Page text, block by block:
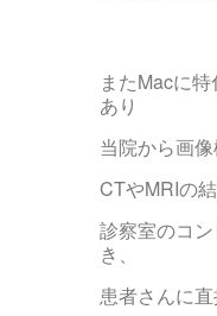
またMacに
あり
当院から画
CTやMRIの
診察室のコ
き、
患者さんに